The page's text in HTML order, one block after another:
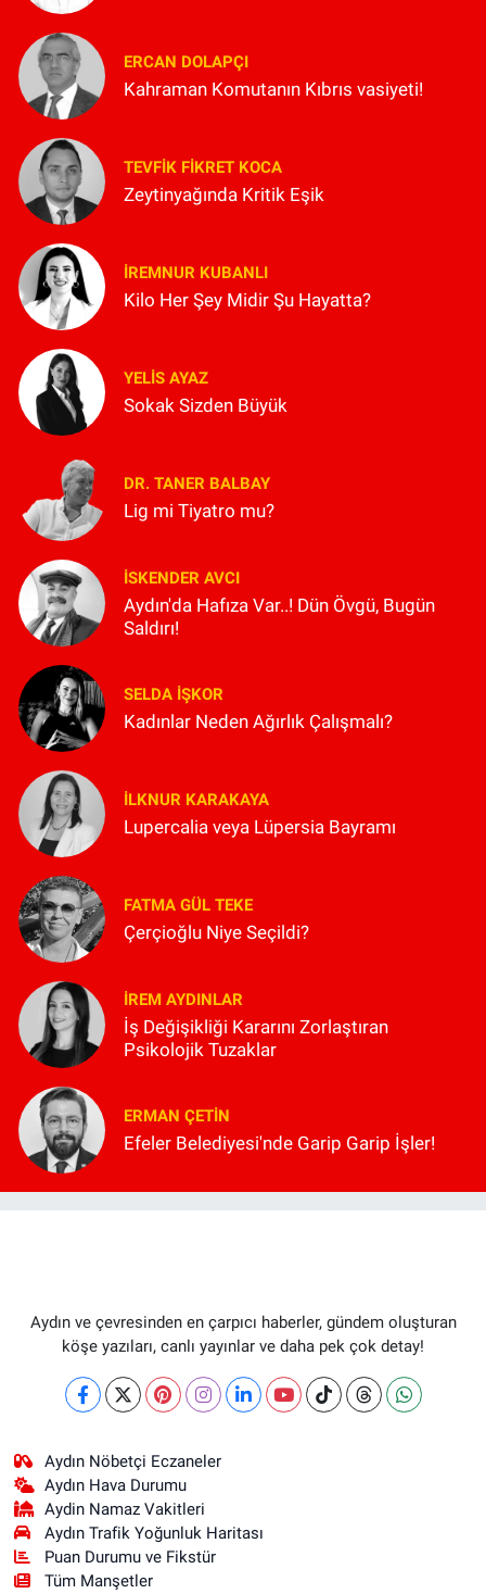
ERCAN DOLAPÇI
Kahraman Komutanın Kıbrıs vasiyeti!
TEVFIK FIKRET KOCA
Zeytinyağında Kritik Eşik
İREMNUR KUBANLI
Kilo Her Şey Midir Şu Hayatta?
YELIS AYAZ
Sokak Sizden Büyük
DR. TANER BALBAY
Lig mi Tiyatro mu?
İSKENDER AVCI
Aydın'da Hafıza Var..! Dün Övgü, Bugün
Saldırı!
SELDA İŞKOR
Kadınlar Neden Ağırlık Çalışmalı?
İLKNUR KARAKAYA
Lupercalia veya Lüpersia Bayramı
FATMA GÜL TEKE
Çerçioğlu Niye Seçildi?
İREM AYDINLAR
İş Değişikliği Kararını Zorlaştıran
Psikolojik Tuzaklar
ERMAN ÇETIN
Efeler Belediyesi'nde Garip Garip İşler!
Aydın ve çevresinden en çarpıcı haberler, gündem oluşturan
köşe yazıları, canlı yayınlar ve daha pek çok detay!
Aydın Nöbetçi Eczaneler
Aydın Hava Durumu
Aydin Namaz Vakitleri
Aydın Trafik Yoğunluk Haritası
Puan Durumu ve Fikstür
Tüm Manşetler